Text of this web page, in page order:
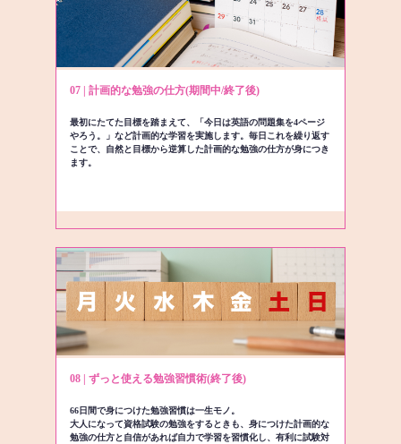
07 | 計画的な勉強の仕方(期間中/終了後)
最初にたてた目標を踏まえて、「今日は英語の問題集を4ページ
やろう。」など計画的な学習を実施します。毎日これを繰り返す
ことで、自然と目標から逆算した計画的な勉強の仕方が身につき
ます。
08 | ずっと使える勉強習慣術(終了後)
66日間で身につけた勉強習慣は一生モノ。
大人になって資格試験の勉強をするときも、身につけた計画的な
勉強の仕方と自信があれば自力で学習を習慣化し、有利に試験対